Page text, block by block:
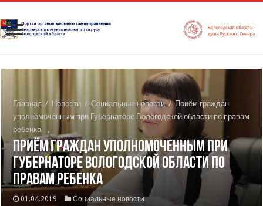
Главная / Новости / Социальные новости / Приём граждан
уполномоченным при Губернаторе Вологодской области по правам
ребенка
Приём граждан уполномоченным при
Губернаторе Вологодской области по
правам ребенка
01.04.2019 Социальные новости